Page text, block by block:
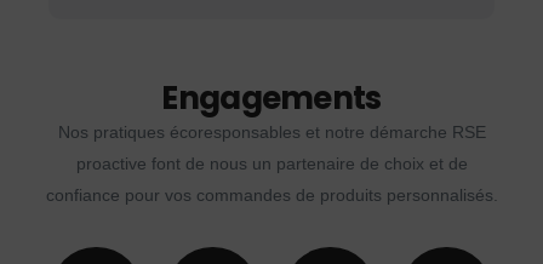
Engagements
Nos pratiques écoresponsables et notre démarche RSE
proactive font de nous un partenaire de choix et de
confiance pour vos commandes de produits personnalisés.